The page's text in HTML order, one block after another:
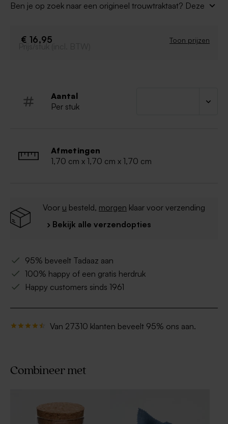
Ben je op zoek naar een origineel trouwtraktaat? Deze
na het huwelijksfeest. Combineer met een mooie
Kleur geel
100% biologisch
€ 16,95 Toon prijzen
Prijs/stuk (incl. BTW)
Aantal
Per stuk
Afmetingen
1,70 cm x 1,70 cm x 1,70 cm
Voor u besteld, morgen klaar voor verzending
› Bekijk alle verzendopties
95% beveelt Tadaaz aan
100% happy of een gratis herdruk
Happy customers sinds 1961
Van 27310 klanten beveelt 95% ons aan.
Combineer met